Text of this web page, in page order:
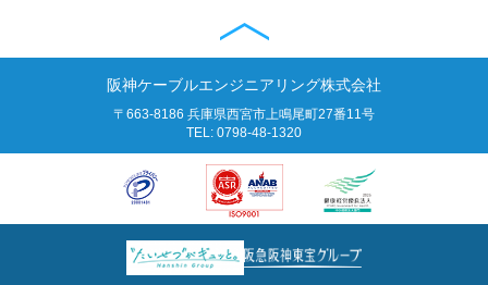
阪神ケーブルエンジニアリング株式会社
〒663-8186 兵庫県西宮市上鳴尾町27番11号
TEL: 0798-48-1320